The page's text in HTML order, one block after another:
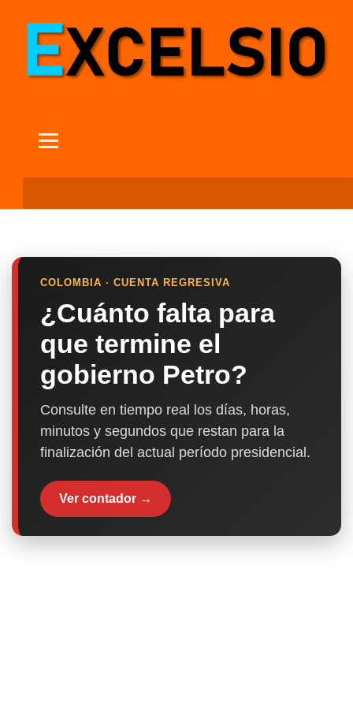
COLOMBIA · CUENTA REGRESIVA
¿Cuánto falta para
que termine el
gobierno Petro?
Consulte en tiempo real los días, horas,
minutos y segundos que restan para la
finalización del actual período presidencial.
Ver contador →